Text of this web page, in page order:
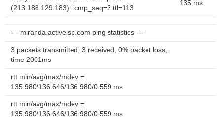
(213.188.129.183): icmp_seq=3 ttl=113
135 ms
--- miranda.activeisp.com ping statistics ---
3 packets transmitted, 3 received, 0% packet loss,
time 2001ms
rtt min/avg/max/mdev =
135.980/136.646/136.980/0.559 ms
rtt min/avg/max/mdev =
135.980/136.646/136.980/0.559 ms